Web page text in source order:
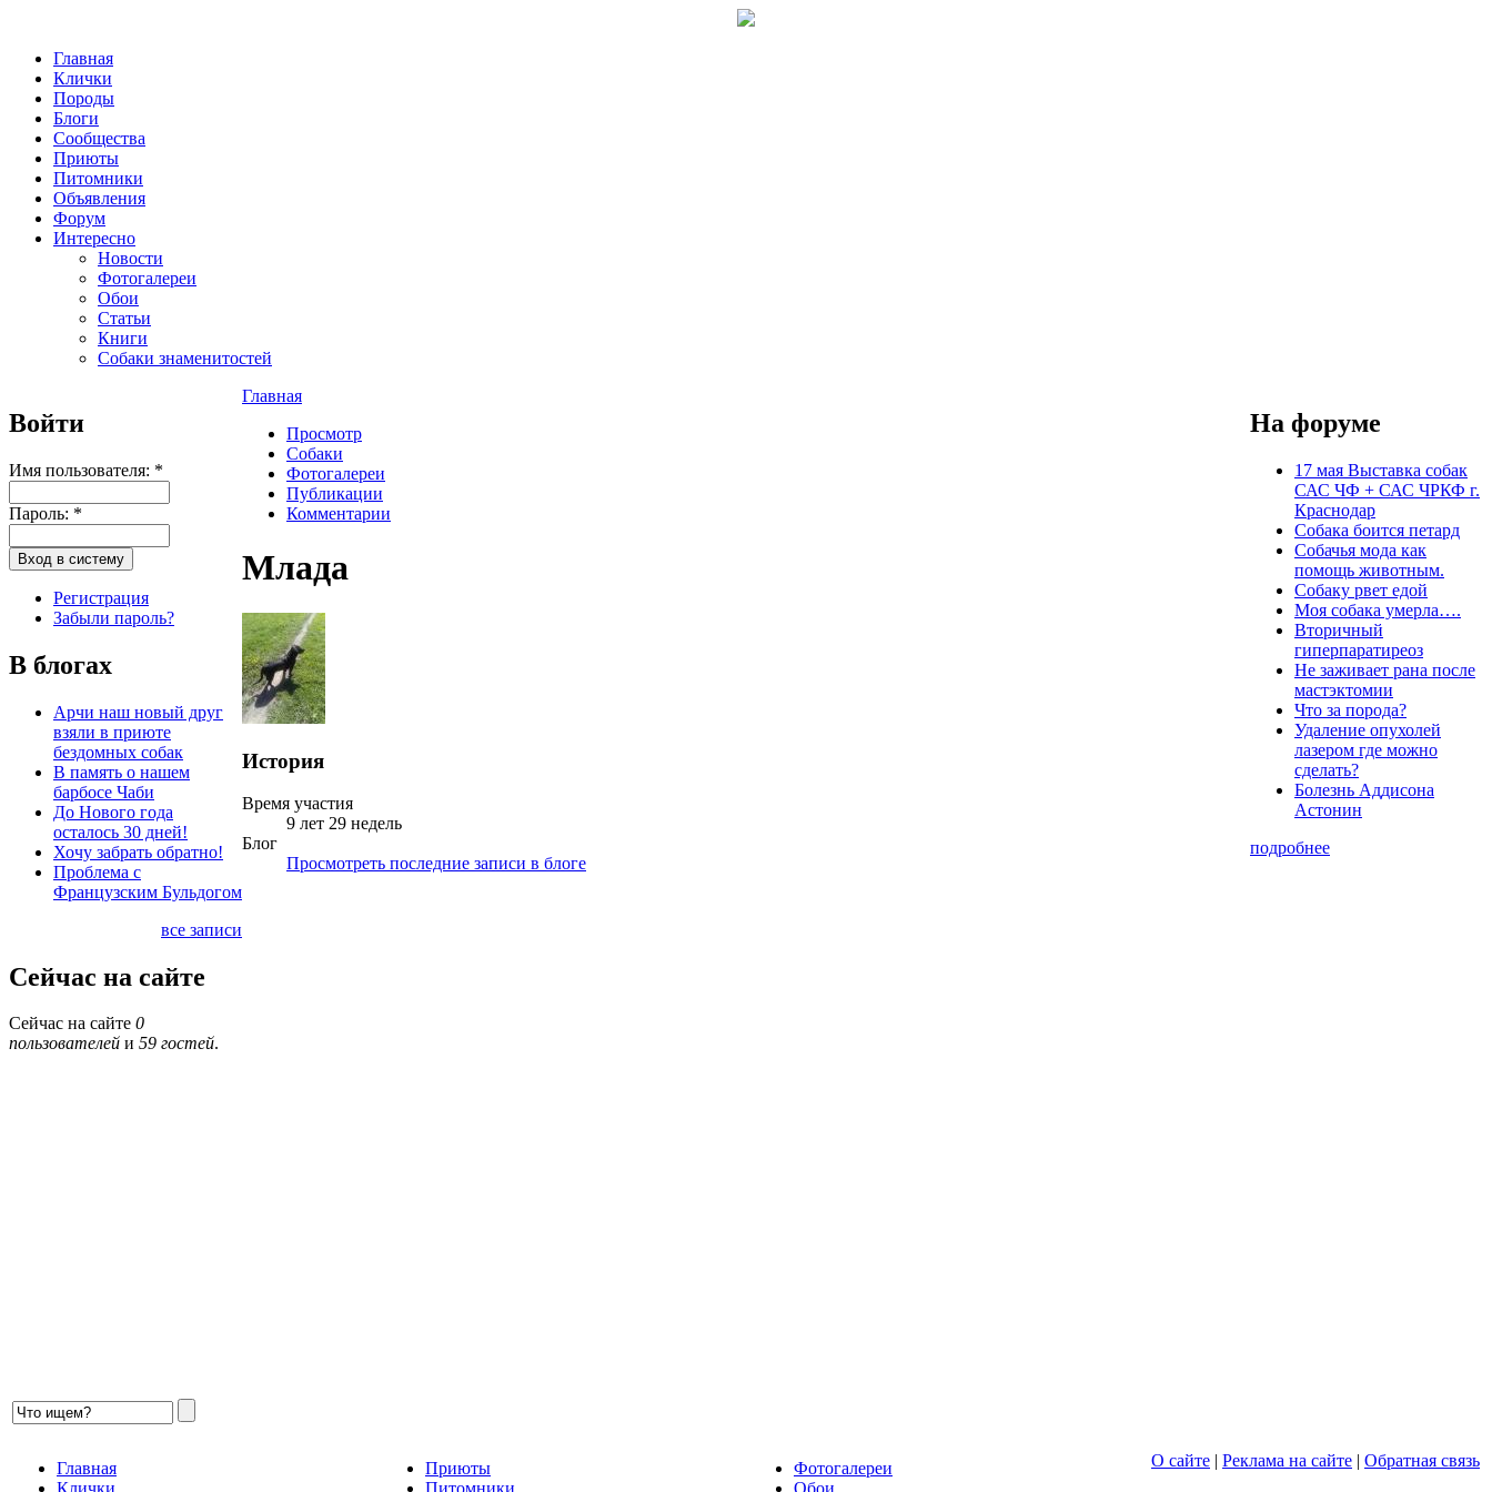
Главная
Клички
Породы
Блоги
Сообщества
Приюты
Питомники
Объявления
Форум
Интересно
Новости
Фотогалереи
Обои
Статьи
Книги
Собаки знаменитостей
Войти
Имя пользователя: *
Пароль: *
Регистрация
Забыли пароль?
В блогах
Арчи наш новый друг
взяли в приюте
бездомных собак
В память о нашем
барбосе Чаби
До Нового года
осталось 30 дней!
Хочу забрать обратно!
Проблема с
Французским Бульдогом
все записи
Сейчас на сайте
Сейчас на сайте 0
пользователей и 59 гостей.
Главная
Просмотр
Собаки
Фотогалереи
Публикации
Комментарии
Млада
История
Время участия
9 лет 29 недель
Блог
Просмотреть последние записи в блоге
На форуме
17 мая Выставка собак
САС ЧФ + САС ЧРКФ г.
Краснодар
Собака боится петард
Собачья мода как
помощь животным.
Собаку рвет едой
Моя собака умерла….
Вторичный
гиперпаратиреоз
Не заживает рана после
мастэктомии
Что за порода?
Удаление опухолей
лазером где можно
сделать?
Болезнь Аддисона
Астонин
подробнее
Главная
Клички
Приюты
Питомники
Фотогалереи
Обои
О сайте | Реклама на сайте | Обратная связь